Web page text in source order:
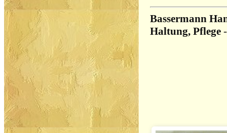
Bassermann
Haltung, Pflege